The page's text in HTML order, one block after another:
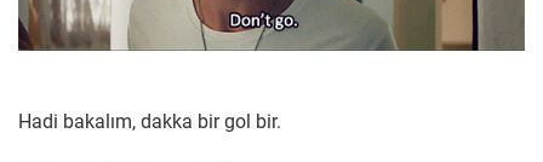
Hadi bakalım, dakka bir gol bir.